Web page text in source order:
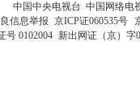
中国中央电视台 中国网络电
信息举报 京ICP证060535号
号 0102004 新出网证（京）